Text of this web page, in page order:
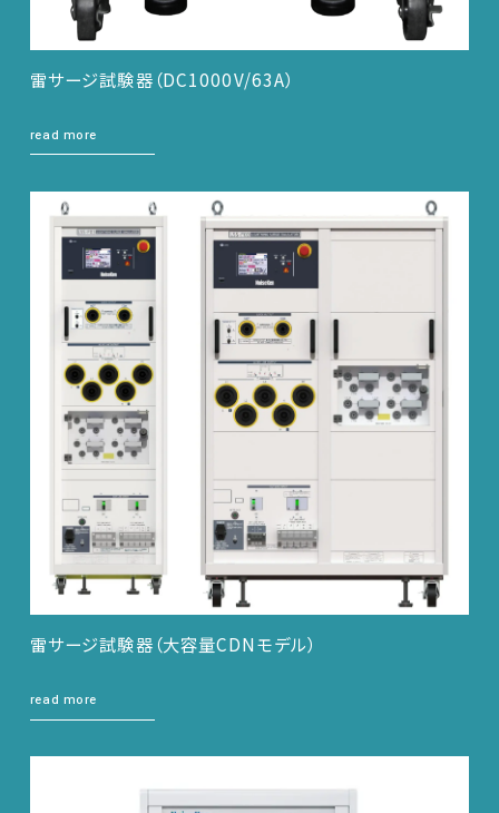
雷サージ試験器（DC1000V/63A）
read more
雷サージ試験器（大容量CDNモデル）
read more